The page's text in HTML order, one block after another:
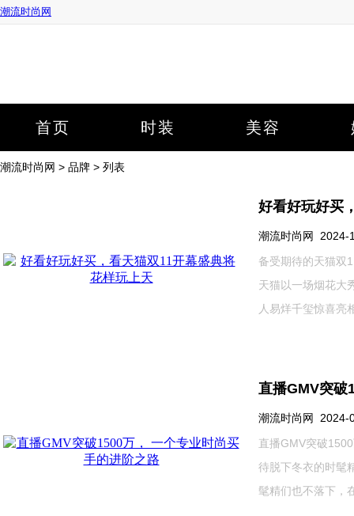
潮流时尚网
首页 时装 美容
潮流时尚网 > 品牌 > 列表
好看好玩好买
潮流时尚网 2024-
备受期待的天猫双
天猫以一场烟花大
人易烊千玺惊喜亮
直播GMV突破
潮流时尚网 2024-
直播GMV突破
待脱下冬衣的时髦
髦精们也不落下，